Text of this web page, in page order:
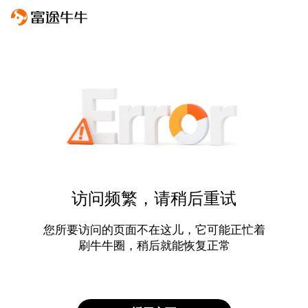
访问频繁，请稍后重试
您所要访问的页面不在这儿，它可能正忙着
刷牛牛圈，稍后就能恢复正常